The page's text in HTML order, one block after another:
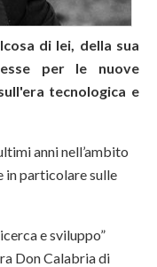
di lei, della sua
per le nuove
tecnologica e
anni nell’ambito
in particolare sulle
e sviluppo”
Don Calabria di